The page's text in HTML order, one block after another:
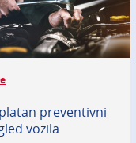
preventivni
vozila